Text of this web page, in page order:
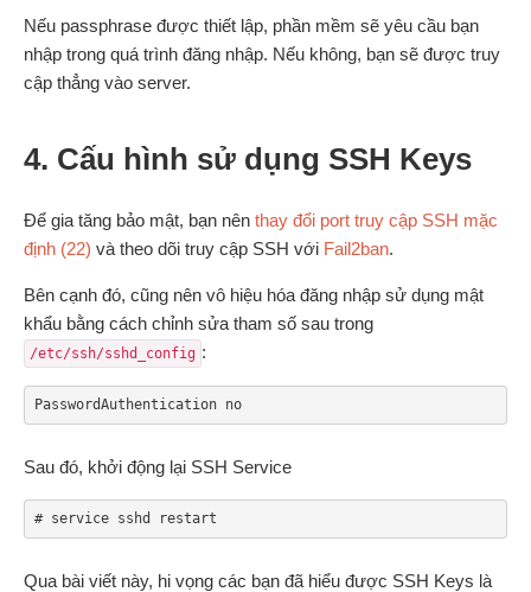
Nếu passphrase được thiết lập, phần mềm sẽ yêu cầu bạn
nhập trong quá trình đăng nhập. Nếu không, bạn sẽ được truy
cập thẳng vào server.
4. Cấu hình sử dụng SSH Keys
Để gia tăng bảo mật, bạn nên thay đổi port truy cập SSH mặc
định (22) và theo dõi truy cập SSH với Fail2ban.
Bên cạnh đó, cũng nên vô hiệu hóa đăng nhập sử dụng mật
khẩu bằng cách chỉnh sửa tham số sau trong
/etc/ssh/sshd_config :
PasswordAuthentication no
Sau đó, khởi động lại SSH Service
# service sshd restart
Qua bài viết này, hi vọng các bạn đã hiểu được SSH Keys là